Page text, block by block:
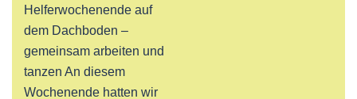
Helferwochenende auf
dem Dachboden –
gemeinsam arbeiten und
tanzen An diesem
Wochenende hatten wir